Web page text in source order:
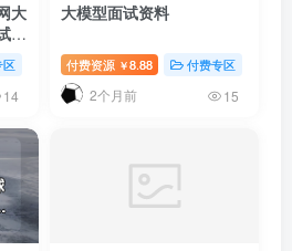
大
春
区
14
大模型面试资料
付费资源 ￥8.88 付费专区
2个月前 15